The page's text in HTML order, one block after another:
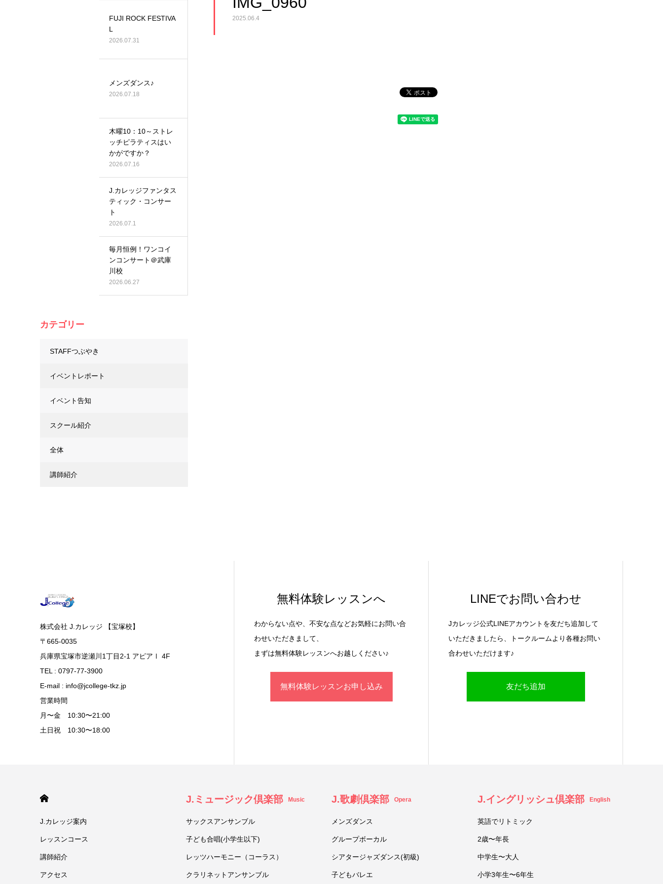
2025.06.4
FUJI ROCK FESTIVA
L
2026.07.31
メンズダンス♪
2026.07.18
木曜10：10～ストレ
ッチピラティスはい
かがですか？
2026.07.16
J.カレッジファンタス
ティック・コンサー
ト
2026.07.1
毎月恒例！ワンコイ
ンコンサート＠武庫
川校
2026.06.27
カテゴリー
STAFFつぶやき
イベントレポート
イベント告知
スクール紹介
全体
講師紹介
株式会社 J.カレッジ 【宝塚校】
〒665-0035
兵庫県宝塚市逆瀬川1丁目2-1 アピアⅠ 4F
TEL : 0797-77-3900
E-mail : info@jcollege-tkz.jp
営業時間
月〜金 10:30〜21:00
土日祝 10:30〜18:00
無料体験レッスンへ
わからない点や、不安な点などお気軽にお問い合
わせいただきまして、
まずは無料体験レッスンへお越しください♪
無料体験レッスンお申し込み
LINEでお問い合わせ
Jカレッジ公式LINEアカウントを友だち追加して
いただきましたら、トークルームより各種お問い
合わせいただけます♪
友だち追加
J.カレッジ案内
レッスンコース
講師紹介
アクセス
J.ミュージック倶楽部 Music
サックスアンサンブル
子ども合唱(小学生以下)
レッツハーモニー（コーラス）
クラリネットアンサンブル
J.歌劇倶楽部 Opera
メンズダンス
グループボーカル
シアタージャズダンス(初級)
子どもバレエ
J.イングリッシュ倶楽部 English
英語でリトミック
2歳〜年長
中学生〜大人
小学3年生〜6年生